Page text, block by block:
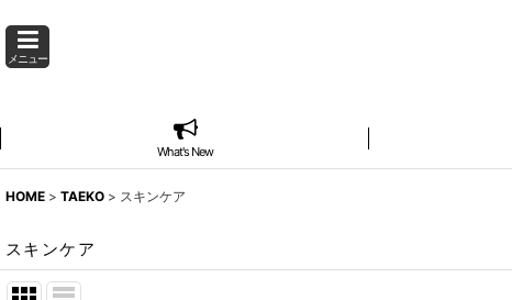
メニュー
What's New
HOME > TAEKO > スキンケア
スキンケア